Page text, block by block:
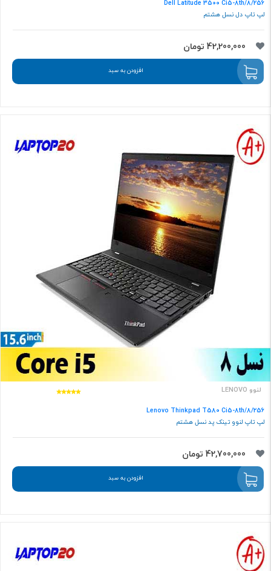
Dell Latitude 3500 Ci5-8th/8/256
لپ تاپ دل نسل هشتم
42,200,000 تومان
افزودن به سبد
لنوو LENOVO
Lenovo Thinkpad T580 Ci5-8th/8/256
لپ تاپ لنوو تینک پد نسل هشتم
42,700,000 تومان
افزودن به سبد